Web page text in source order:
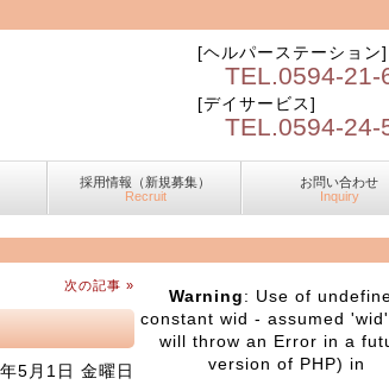
[ヘルパーステーション]
TEL.0594-21-
[デイサービス]
TEL.0594-24-
採用情報（新規募集）
Recruit
お問い合わせ
Inquiry
次の記事 »
5月1日 金曜日
Warning: Use of
constant wid - assumed
will throw an Error in a
version of PHP) in